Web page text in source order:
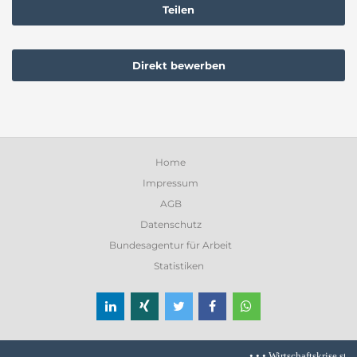
Teilen
Direkt bewerben
Home
Impressum
AGB
Datenschutz
Bundesagentur für Arbeit
Statistiken